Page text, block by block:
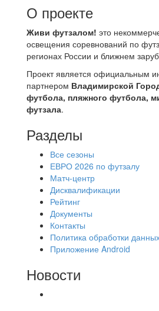
О проекте
Живи футзалом! это
освещения соревнований по
регионах России и ближнем
Проект является официальным
партнером Владимирской
футбола, пляжного футбола,
футзала.
Разделы
Все сезоны
ЕВРО 2026 по футзалу
Матч-центр
Дисквалификации
Рейтинг
Документы
Контакты
Политика обработки
Приложение Android
Новости